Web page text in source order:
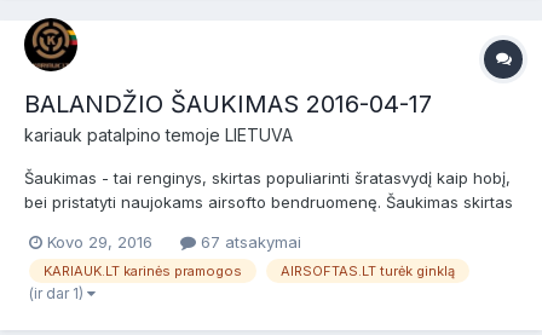
BALANDŽIO ŠAUKIMAS 2016-04-17
kariauk patalpino temoje LIETUVA
Šaukimas - tai renginys, skirtas populiarinti šratasvydį kaip hobį,
bei pristatyti naujokams airsofto bendruomenę. Šaukimas skirtas
komandoms. Prieš žaidimą bus NEMOKAMI dviejų valandų
baziniai kariniai mokymai, po jų žaidimas. Da...
Kovo 29, 2016 67 atsakymai
KARIAUK.LT karinės pramogos AIRSOFTAS.LT turėk ginklą
(ir dar 1)